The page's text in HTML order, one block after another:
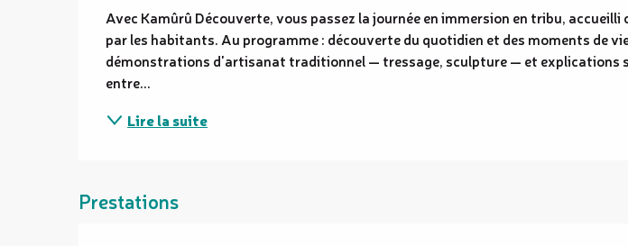
Avec Kamûrû Découverte, vous passez la journée en immersion en tribu, accueilli
par les habitants. Au programme : découverte du quotidien et des moments de
démonstrations d'artisanat traditionnel — tressage, sculpture — et explications
entre...
Lire la suite
Prestations